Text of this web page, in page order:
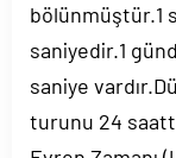
bölünmüştür.1
saniyedir.1
saniye
turunu 24